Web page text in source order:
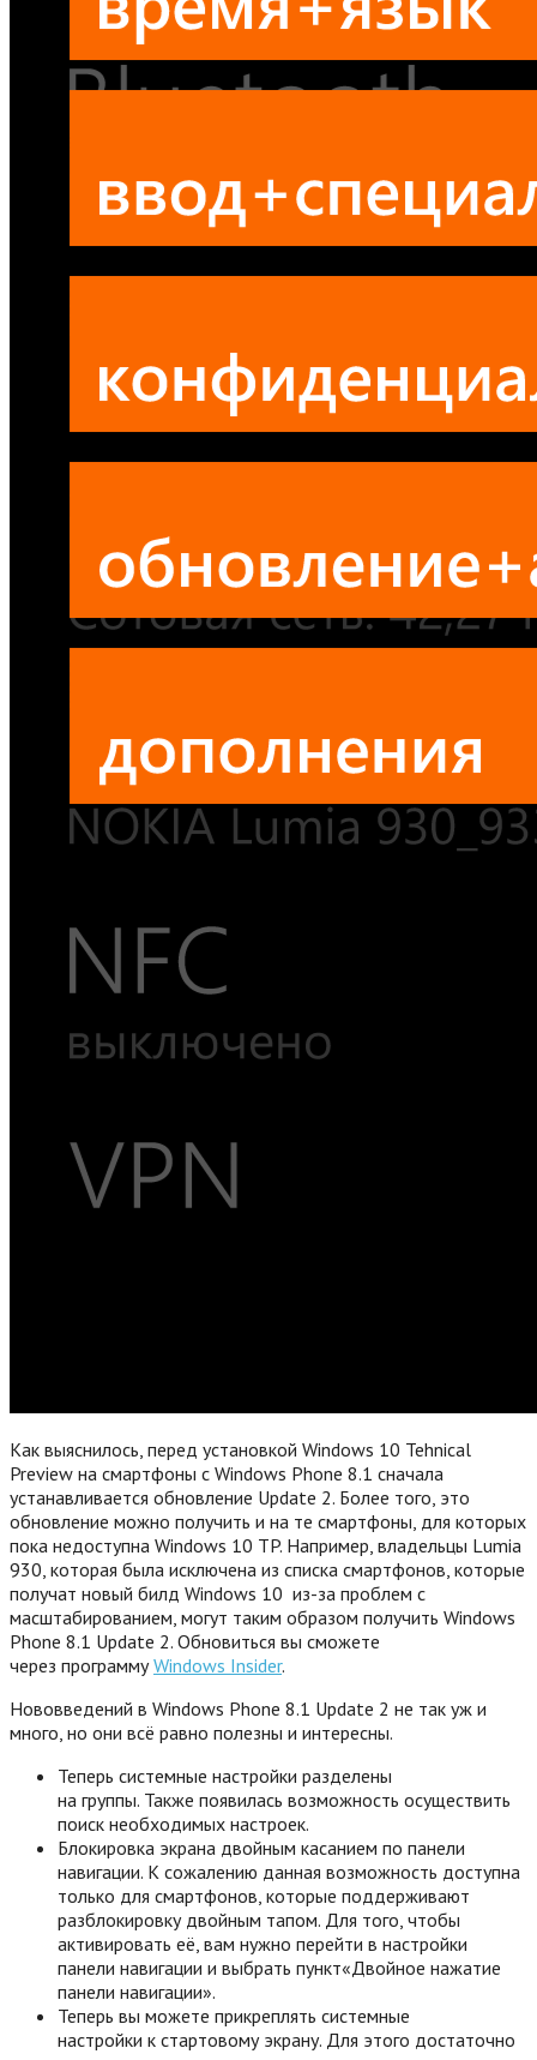
Как выяснилось, перед установкой Windows 10 Tehnical
Preview на смартфоны с Windows Phone 8.1 сначала
устанавливается обновление Update 2. Более того, это
обновление можно получить и на те смартфоны, для которых
пока недоступна Windows 10 TP. Например, владельцы Lumia
930, которая была исключена из списка смартфонов, которые
получат новый билд Windows 10 из-за проблем с
масштабированием, могут таким образом получить Windows
Phone 8.1 Update 2. Обновиться вы сможете
через программуWindows Insider.
Нововведений в Windows Phone 8.1 Update 2 не так уж и
много, но они всё равно полезны и интересны.
Теперь системные настройки разделены
на группы. Также появилась возможность осуществить
поиск необходимых настроек.
Блокировка экрана двойным касанием по панели
навигации. К сожалению данная возможность доступна
только для смартфонов, которые поддерживают
разблокировку двойным тапом. Для того, чтобы
активировать её, вам нужно перейти в настройки
панели навигации и выбрать пункт«Двойное нажатие
панели навигации».
Теперь вы можете прикреплять системные
настройки к стартовому экрану. Для этого достаточно